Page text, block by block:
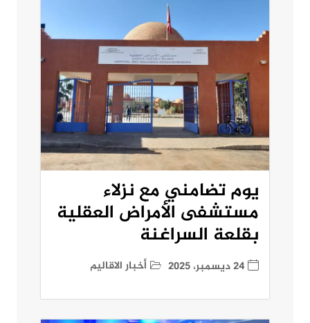
يوم تضامني مع نزلاء
مستشفى الأمراض العقلية
بقلعة السراغنة
24 ديسمبر، 2025 أخبار الاقاليم